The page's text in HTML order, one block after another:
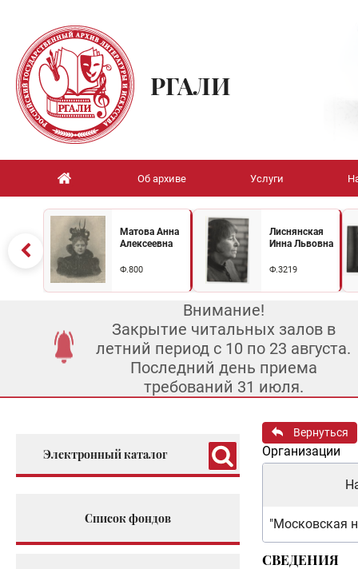
РГАЛИ
Об архиве Услуги
Матова Анна
Алексеевна
Ф.800
Лиснянская
Инна Львовна
Ф.3219
Внимание!
Закрытие читальных залов в
летний период с 10 по 23 августа.
Последний день приема
требований 31 июля.
Электронный каталог
Список фондов
Вернуться
Организации
"Московская
СВЕДЕНИЯ